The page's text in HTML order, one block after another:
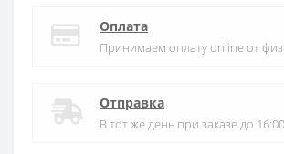
Оплата
Принимаем оплату online от
Отправка
В тот же день при заказе до 16:00